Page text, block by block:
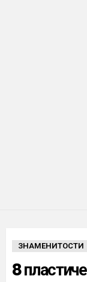
ЗНАМЕНИТОСТИ
8